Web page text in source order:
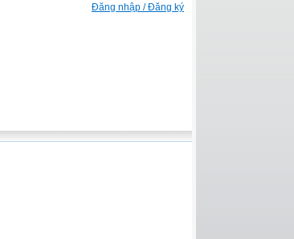
Đăng nhập / Đăng ký